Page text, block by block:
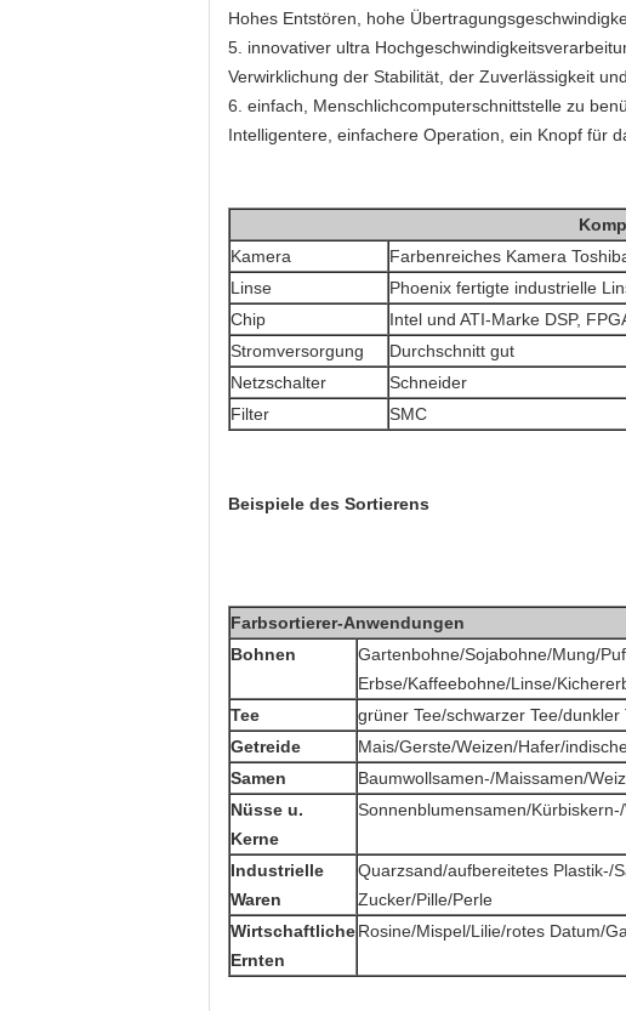
Hohes Entstören, hohe
5. innovativer ultra
Verwirklichung der Stabilität, der Zuverlässigkeit
6. einfach, Menschlichcomputerschnittstelle zu
Intelligentere, einfachere Operation, ein Knopf für
Kamera
Farbenreiches Kamera
Linse
Phoenix fertigte industrielle
Chip
Intel und ATI-Marke DSP,
Stromversorgung
Durchschnitt gut
Netzschalter
Schneider
Filter
SMC
Beispiele des Sortierens
Farbsortierer-Anwendungen
Bohnen
Gartenbohne/Sojabohne/Mung/
Erbse/Kaffeebohne/Linse/
Tee
grüner Tee/schwarzer Tee/
Getreide
Mais/Gerste/Weizen/Hafer/
Samen
Baumwollsamen-/Maissamen/
Nüsse u.
Kerne
Sonnenblumensamen/
Industrielle
Waren
Quarzsand/aufbereitetes Plastik-/
Zucker/Pille/Perle
Wirtschaftliche
Ernten
Rosine/Mispel/Lilie/rotes Datum/